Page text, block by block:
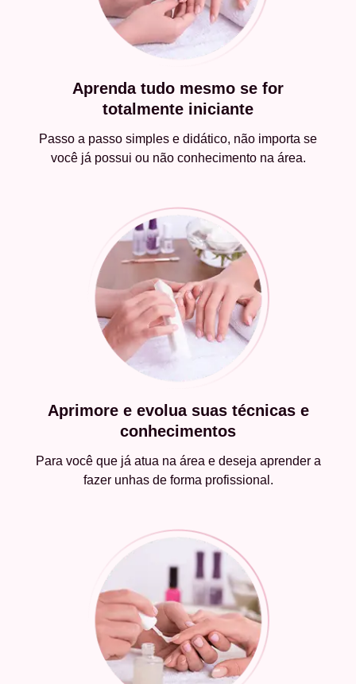
Aprenda tudo mesmo se for
totalmente iniciante
Passo a passo simples e didático, não importa se
você já possui ou não conhecimento na área.
Aprimore e evolua suas técnicas e
conhecimentos
Para você que já atua na área e deseja aprender a
fazer unhas de forma profissional.